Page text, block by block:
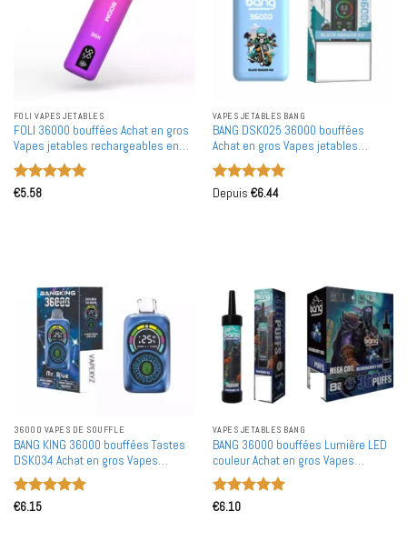
FOLI VAPES JETABLES
FOLI 36000 bouffées Achat en gros
Vapes jetables rechargeables en
gros
Note
€5.58
VAPES JETABLES BANG
BANG DSK025 36000 bouffées
Achat en gros Vapes jetables
rechargeables en gros
Note 5sur
Depuis €6.44
36000 VAPES DE SOUFFLE
BANG KING 36000 bouffées Tastes
DSK034 Achat en gros Vapes
jetables rechargeables en gros
Note
€6.15
VAPES JETABLES BANG
BANG 36000 bouffées Lumière LED
couleur Achat en gros Vapes
jetables rechargeables en gros
Note
€6.10